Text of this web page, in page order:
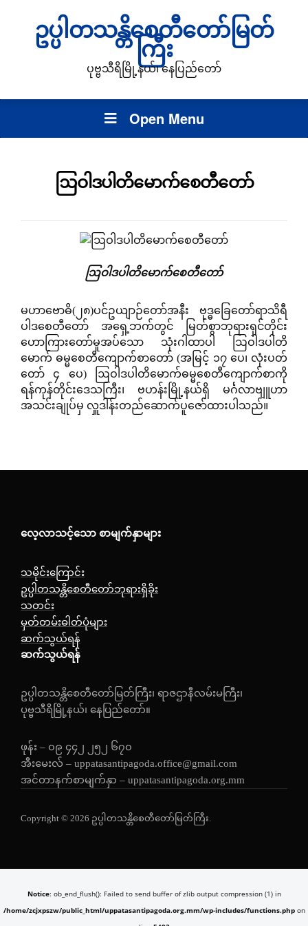
ဥပ္ပါတသန္တိစေတီတော်မြတ်
ကြီး
ပုဗ္ဗသီရိမြို့နယ်၊ နေပြည်တော်
Open Menu
ဩဝါဒပါတိမောက်စေတီတော်
ဩဝါဒပါတိမောက်စေတီတော်
မဟာဗောဓိ(၂၈)ပင်ဥယျာဉ်တော်အနီး ဗုဒ္ဓခြေတော်ရာသိရီ
ပါဒစေတီတော် အရှေ့ဘက်တွင် မြတ်စွာဘုရားရှင်တိုင်း
ဟောကြားတော်မူအပ်သော သုံးဂါထာပါ ဩဝါဒပါတိ
မောက် ဓမ္မစေတီကျောက်စာတော် (အမြင့် ၁၇ ပေ၊ လုံးပတ်
တော် ၄ ပေ) ဩဝါဒပါတိမောက်ဓမ္မစေတီကျောက်စာကို
ရန်ကုန်တိုင်းဒေသကြီး၊ ဗဟန်းမြို့နယ်ရှိ မင်္ဂလာဗျူဟာ
အသင်းချုပ်မှ လှူဒါန်းတည်ဆောက်ပူဇော်ထားပါသည်။
လေ့လာသင့်သော စာမျက်နှာများ
သမိုင်းကြောင်း
ဥပ္ပါတသန္တိစေတီတော်ဘုရားရှိခိုး
သတင်း
မှတ်တမ်းဓါတ်ပုံများ
ဆက်သွယ်ရန်
ဆက်သွယ်ရန်
ဥပ္ပါတသန္တိစေတီတော်မြတ်ကြီး၊ ရာဇဌာနီလမ်းမကြီး၊
ပုဗ္ဗသီရိမြို့နယ်၊ နေပြည်တော်။
ဖုန်း – ၀၉ ၄၄၂ ၂၅၂ ၆၇၀
အီးမေးလ် – uppatasantipagoda.office@gmail.com
အင်တာနက်စာမျက်နှာ – uppatasantipagoda.org.mm
Copyright © 2026 ဥပ္ပါတသန္တိစေတီတော်မြတ်ကြီး.
Notice: ob_end_flush(): Failed to send buffer of zlib output compression (1) in
/home/zcjxpszw/public_html/uppatasantipagoda.org.mm/wp-includes/functions.phpon